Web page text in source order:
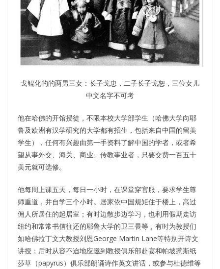
戈鲲化的的两男三女：长子戈忠，二子长子戈恕，三位女儿
中文名字不可考
他在哈佛的开馆授徒，不限本校大学部学生（哈佛大学向耶
鲁及欧洲有汉学研究的大学都有招生，包括来自中国的留美
学生），任何有兴趣由第一手资料了解中国的学者，或者希
望从事外交、海关、商业、传教事业者，只要交费一百五十
美元就可选修。
他每周上课五天，每日一小时，在课堂穿官服，要求学生尊
师重道，并自学三个小时。居家依中国规矩住于楼上，高过
佣人所居住的起居室；有时边散步边学习，也利用假期走访
纽约和常常书信往还的耶鲁大学的卫三畏等，有时为教授们
如哈佛拉丁文大教授刘恩George Martin Lane等特别开诗文
讲授；后时从容不迫地应邀到教授俱乐部赴宴和帕坡惹斯纸
莎草（papyrus）俱乐部朗诵诗作英文讲话，或参与杜德维等